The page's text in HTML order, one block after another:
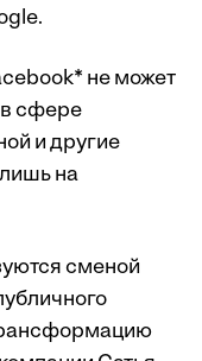
не может
сфере
и другие
на
сменой